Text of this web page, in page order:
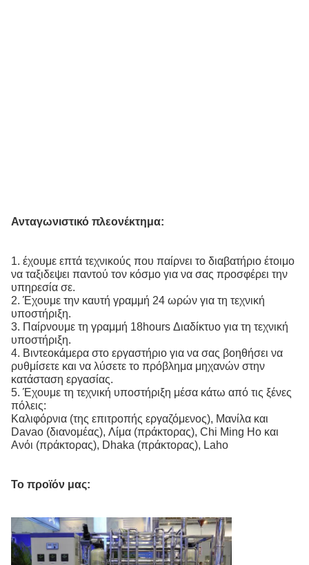
Ανταγωνιστικό πλεονέκτημα:
1. έχουμε επτά τεχνικούς που παίρνει το διαβατήριο έτοιμο
να ταξιδεψει παντού τον κόσμο για να σας προσφέρει την
υπηρεσία σε.
2. Έχουμε την καυτή γραμμή 24 ωρών για τη τεχνική
υποστήριξη.
3. Παίρνουμε τη γραμμή 18hours Διαδίκτυο για τη τεχνική
υποστήριξη.
4. Βιντεοκάμερα στο εργαστήριο για να σας βοηθήσει να
ρυθμίσετε και να λύσετε το πρόβλημα μηχανών στην
κατάσταση εργασίας.
5. Έχουμε τη τεχνική υποστήριξη μέσα κάτω από τις ξένες
πόλεις:
Καλιφόρνια (της επιτροπής εργαζόμενος), Μανίλα και
Davao (διανομέας), Λίμα (πράκτορας), Chi Ming Ho και
Ανόι (πράκτορας), Dhaka (πράκτορας), Laho
Το προϊόν μας: